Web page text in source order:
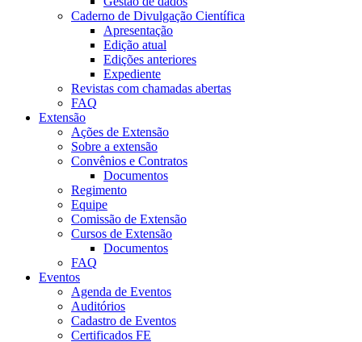
Caderno de Divulgação Científica
Apresentação
Edição atual
Edições anteriores
Expediente
Revistas com chamadas abertas
FAQ
Extensão
Ações de Extensão
Sobre a extensão
Convênios e Contratos
Documentos
Regimento
Equipe
Comissão de Extensão
Cursos de Extensão
Documentos
FAQ
Eventos
Agenda de Eventos
Auditórios
Cadastro de Eventos
Certificados FE